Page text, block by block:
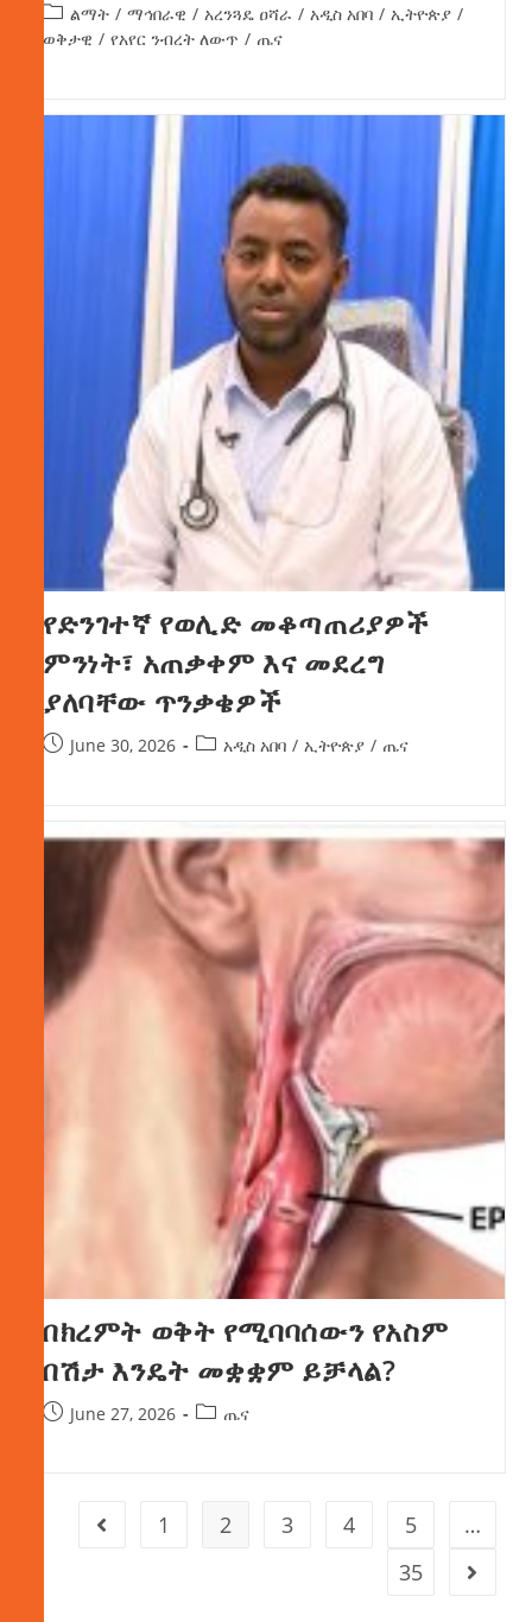
ልማት / ማኅበራዊ / አረንጓዴ ዐሻራ / አዲስ አበባ / ኢትዮጵያ /
ወቅታዊ / የአየር ንብረት ለውጥ / ጤና
የድንገተኛ የወሊድ መቆጣጠሪያዎች
ምንነት፣ አጠቃቀም እና መደረግ
ያለባቸው ጥንቃቄዎች
June 30, 2026 አዲስ አበባ / ኢትዮጵያ / ጤና
በክረምት ወቅት የሚባባሰውን የአስም
በሽታ እንዴት መቋቋም ይቻላል?
June 27, 2026 ጤና
1 2 3 4 5
…
35